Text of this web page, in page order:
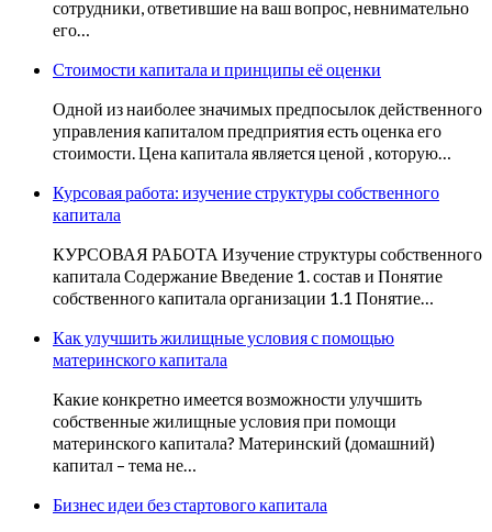
сотрудники, ответившие на ваш вопрос, невнимательно
его…
Стоимости капитала и принципы её оценки
Одной из наиболее значимых предпосылок действенного
управления капиталом предприятия есть оценка его
стоимости. Цена капитала является ценой , которую…
Курсовая работа: изучение структуры собственного
капитала
КУРСОВАЯ РАБОТА Изучение структуры собственного
капитала Содержание Введение 1. состав и Понятие
собственного капитала организации 1.1 Понятие…
Как улучшить жилищные условия с помощью
материнского капитала
Какие конкретно имеется возможности улучшить
собственные жилищные условия при помощи
материнского капитала? Материнский (домашний)
капитал – тема не…
Бизнес идеи без стартового капитала